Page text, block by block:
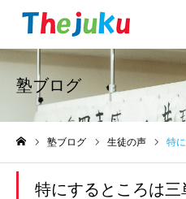
塾ブログ
塾ブログ 生徒の声 特に
特にするところは